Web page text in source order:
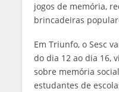
jogos de memória,
brincadeiras
Em Triunfo, o Sesc
do dia 12 ao dia 16,
sobre memória
estudantes de